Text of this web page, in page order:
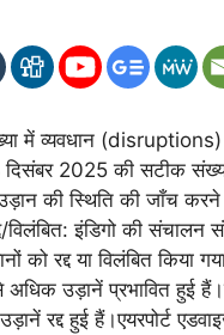
में व्यवधान
2025 की सटीक संख्या
की स्थिति की जाँच करने
विलंबित: इंडिगो की संचालन
रद्द या विलंबित किया
उड़ानें प्रभावित हुई
हुई हैं।एयरपोर्ट